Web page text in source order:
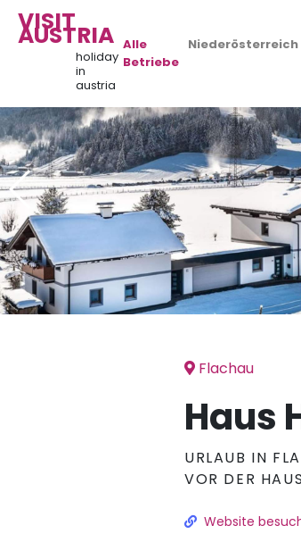
VISIT
AUSTRIA
holiday
in
austria
Alle
Betriebe
Niederösterreich
Flachau
Haus
URLAUB IN
VOR DER
Website